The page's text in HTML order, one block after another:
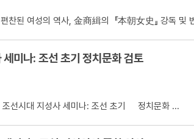
찬된 여성의 역사, 金商緝의 『本朝女史』 강독 및
미나: 조선 초기 정치문화 검토
선시대 지성사 세미나: 조선 초기 정치문화 ...